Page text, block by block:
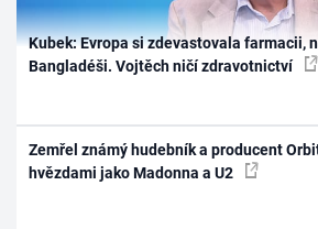
Kubek: Evropa si zdevastovala farmacii,
Bangladéši. Vojtěch ničí zdravotnictví
Zemřel známý hudebník a producent
hvězdami jako Madonna a U2